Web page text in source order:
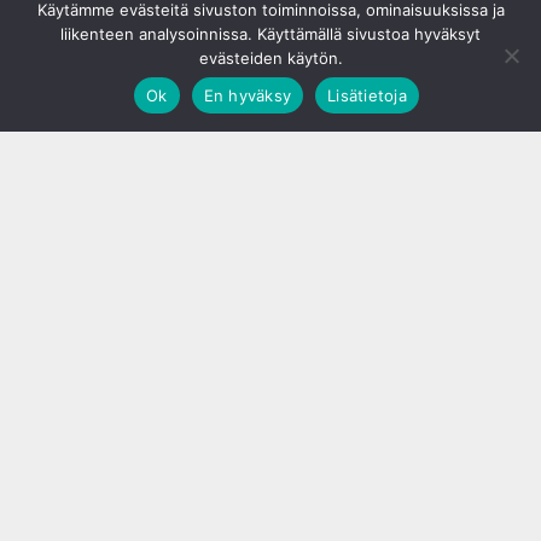
Käytämme evästeitä sivuston toiminnoissa, ominaisuuksissa ja
liikenteen analysoinnissa. Käyttämällä sivustoa hyväksyt
evästeiden käytön.
Ok
En hyväksy Lisätietoja